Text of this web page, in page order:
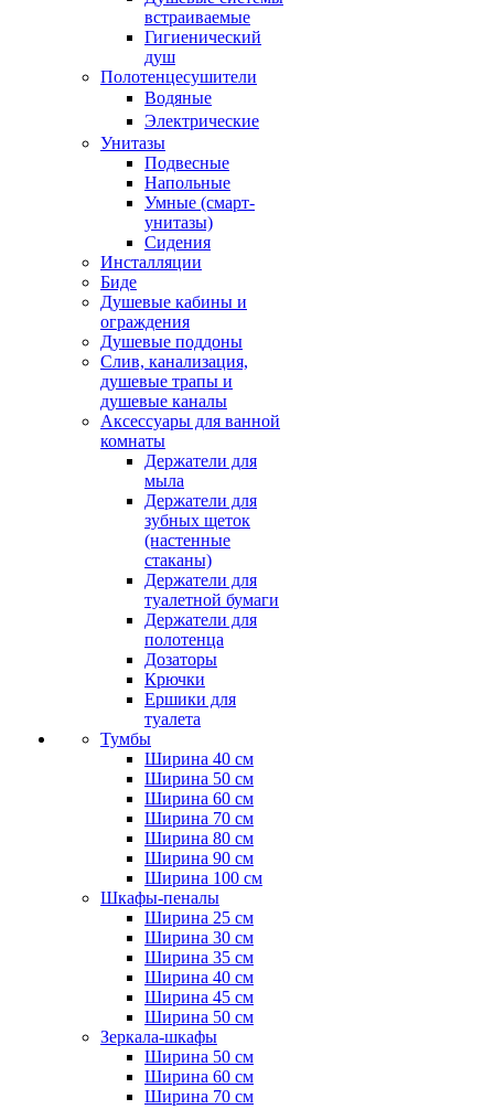
встраиваемые
Гигиенический
душ
Полотенцесушители
ㅤВодяные
ㅤЭлектрические
Унитазы
Подвесные
Напольные
Умные (смарт-
унитазы)
Сидения
Инсталляции
Биде
Душевые кабины и
ограждения
Душевые поддоны
Слив, канализация,
душевые трапы и
душевые каналы
Аксессуары для ванной
комнаты
Держатели для
мыла
Держатели для
зубных щеток
(настенные
стаканы)
Держатели для
туалетной бумаги
Держатели для
полотенца
Дозаторы
Крючки
Ершики для
туалета
Тумбы
Ширина 40 см
Ширина 50 см
Ширина 60 см
Ширина 70 см
Ширина 80 см
Ширина 90 см
Ширина 100 см
Шкафы-пеналы
Ширина 25 см
Ширина 30 см
Ширина 35 см
Ширина 40 см
Ширина 45 см
Ширина 50 см
Зеркала-шкафы
Ширина 50 см
Ширина 60 см
Ширина 70 см